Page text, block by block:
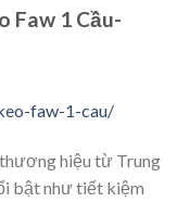
Faw 1 Cầu-
faw-1-cau/
thương hiệu từ Trung
bật như tiết kiệm